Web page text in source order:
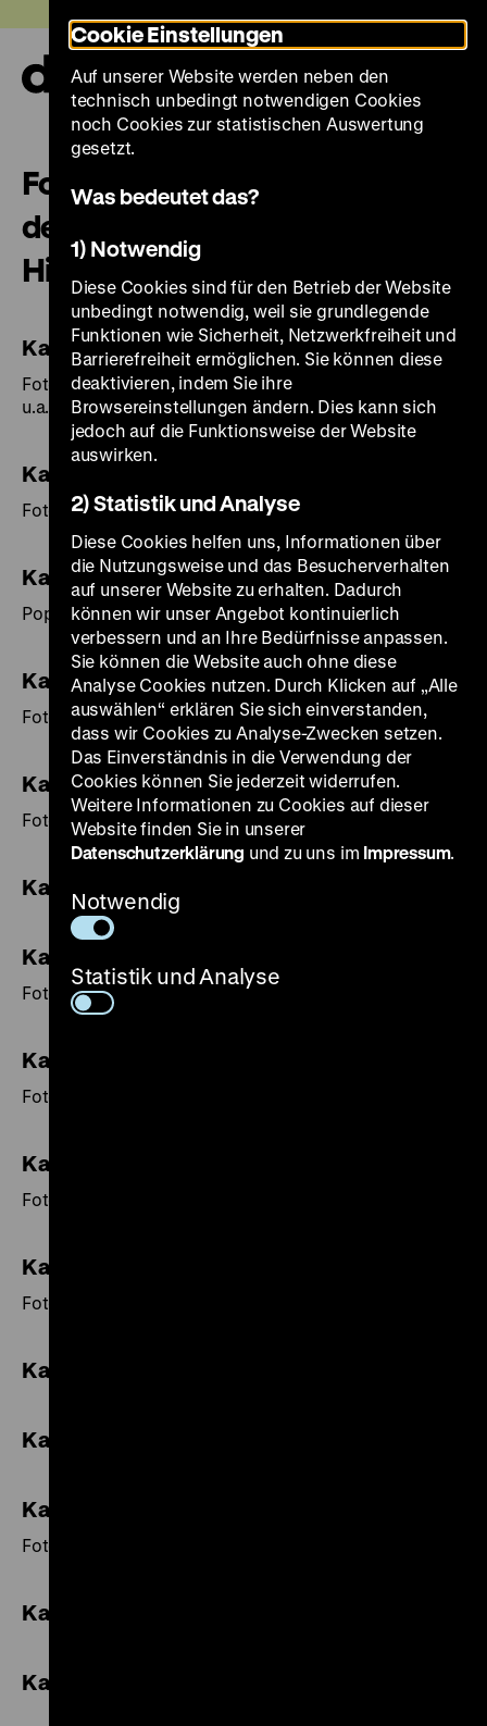
zum
Seiteninhalt
springen
Fotokalender mit Motiven aus
dem Bildarchiv des Deutschen
Historischen Museums
Kalender 2014
Fotos von Robert Häusser, Oliver Kern, Andréas Lang
u.a.
Kalender 2013
Fotos von Stefan Moses.
Kalender 2012
Pop-Art-Porträts.
Kalender 2011
Fotos von Richard Fleischhut.
Kalender 2010
Fotos von Ulrich Weichert.
Kalender 2009
Kalender 2008
Foto(s) von Henry Ries.
Kalender 2007
Fotos von Peter Brüchmann und Axel Benzmann.
Kalender 2006
Fotos für das Kaiserpanorama.
Kalender 2005
Fotos von Willy Römer.
Kalender 2004
Kalender 2003
Kalender 2002
Fotos von Hermann Ventzke.
Kalender 2001
Kalender 2000
Cookie Einstellungen
Auf unserer Website werden neben den
technisch unbedingt notwendigen Cookies
noch Cookies zur statistischen Auswertung
gesetzt.
Was bedeutet das?
1) Notwendig
Diese Cookies sind für den Betrieb der Website
unbedingt notwendig, weil sie grundlegende
Funktionen wie Sicherheit, Netzwerkfreiheit und
Barrierefreiheit ermöglichen. Sie können diese
deaktivieren, indem Sie ihre
Browsereinstellungen ändern. Dies kann sich
jedoch auf die Funktionsweise der Website
auswirken.
2) Statistik und Analyse
Diese Cookies helfen uns, Informationen über
die Nutzungsweise und das Besucherverhalten
auf unserer Website zu erhalten. Dadurch
können wir unser Angebot kontinuierlich
verbessern und an Ihre Bedürfnisse anpassen.
Sie können die Website auch ohne diese
Analyse Cookies nutzen. Durch Klicken auf „Alle
auswählen“ erklären Sie sich einverstanden,
dass wir Cookies zu Analyse-Zwecken setzen.
Das Einverständnis in die Verwendung der
Cookies können Sie jederzeit widerrufen.
Weitere Informationen zu Cookies auf dieser
Website finden Sie in unserer
Datenschutzerklärung und zu uns im Impressum.
Notwendig
Statistik und Analyse